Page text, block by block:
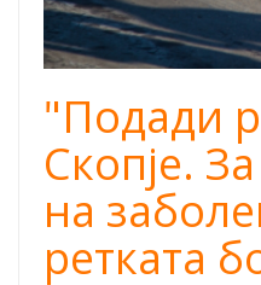
"Подади
Скопје.
на
ретката